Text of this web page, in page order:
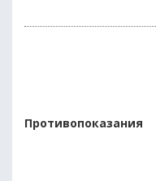
Противопоказания